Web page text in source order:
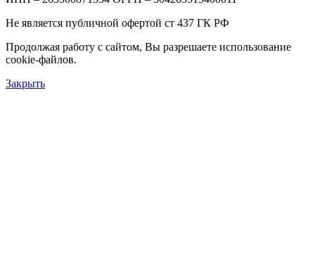
Не является публичной офертой ст 437 ГК РФ
Продолжая работу с сайтом, Вы разрешаете использование
cookie-файлов.
Закрыть